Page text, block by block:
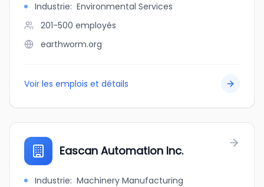
Industrie: Environmental Services
201-500 employés
earthworm.org
Voir les emplois et détails
Eascan Automation Inc.
Industrie: Machinery Manufacturing